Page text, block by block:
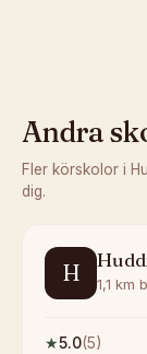
Andra
Fler körskolor i
dig.
H 1,1 km
★5.0(5)